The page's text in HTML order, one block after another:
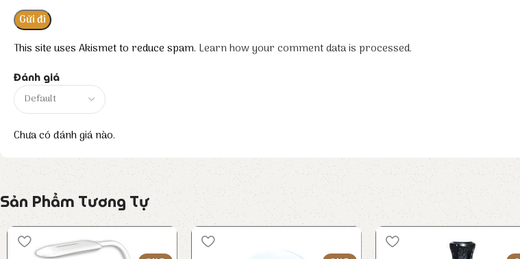
Đánh giá
Chưa có đánh giá nào.
This site uses Akismet to reduce spam. Learn how your comment data is processed.
Sản Phẩm Tương Tự